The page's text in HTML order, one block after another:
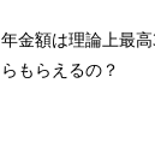
年金額は理論上最
らもらえるの？